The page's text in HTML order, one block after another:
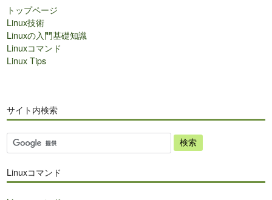
トップページ
Linux技術
Linuxの入門基礎知識
Linuxコマンド
Linux Tips
サイト内検索
サ
イ
内
Linuxコマンド